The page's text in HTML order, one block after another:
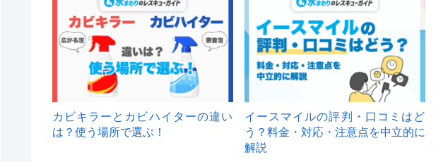
カビキラーとカビハイターの違い
は？使う場所で選ぶ！
イースマイルの評判・口コミはど
う？料金・対応・注意点を中立的に
解説